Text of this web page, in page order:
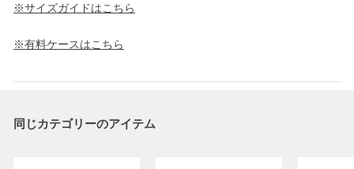
※サイズガイドはこちら
※有料ケースはこちら
同じカテゴリーのアイテム